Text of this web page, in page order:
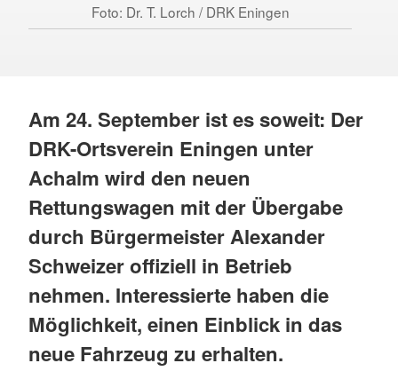
Foto: Dr. T. Lorch / DRK Eningen
Am 24. September ist es soweit: Der
DRK-Ortsverein Eningen unter
Achalm wird den neuen
Rettungswagen mit der Übergabe
durch Bürgermeister Alexander
Schweizer offiziell in Betrieb
nehmen. Interessierte haben die
Möglichkeit, einen Einblick in das
neue Fahrzeug zu erhalten.